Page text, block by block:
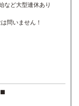
ど大型連休あり
問いません！
■